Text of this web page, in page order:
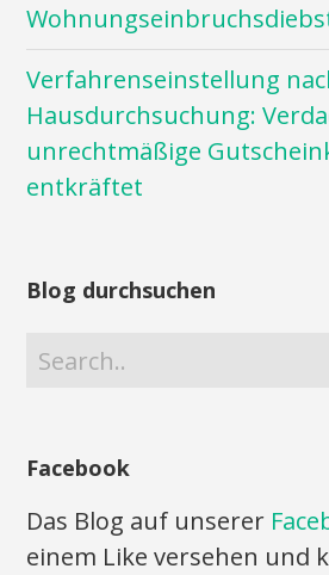
Verfahrenseinstellung
Hausdurchsuchung:
unrechtmäßige
entkräftet
Blog durchsuchen
Facebook
Das Blog auf unserer
einem Like versehen und